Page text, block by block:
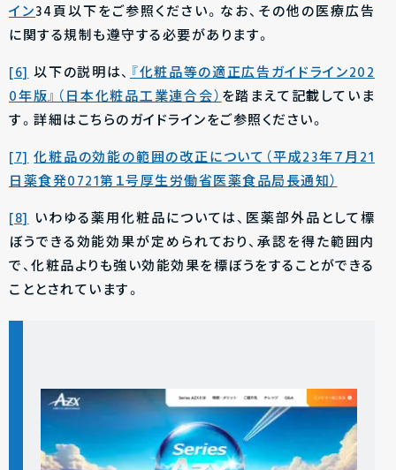
イン34頁以下をご参照ください。なお、その他の医療広告
に関する規制も遵守する必要があります。
[6]以下の説明は、『化粧品等の適正広告ガイドライン202
0年版』（日本化粧品工業連合会）を踏まえて記載していま
す。詳細はこちらのガイドラインをご参照ください。
[7] 化粧品の効能の範囲の改正について（平成23年７月21
日薬食発0721第１号厚生労働省医薬食品局長通知）
[8]いわゆる薬用化粧品については、医薬部外品として標
ぼうできる効能効果が定められており、承認を得た範囲内
で、化粧品よりも強い効能効果を標ぼうをすることができる
こととされています。